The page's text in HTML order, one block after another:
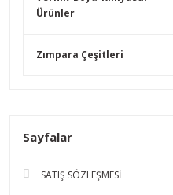
Ürünler
Zımpara Çeşitleri
Sayfalar
SATIŞ SÖZLEŞMESİ